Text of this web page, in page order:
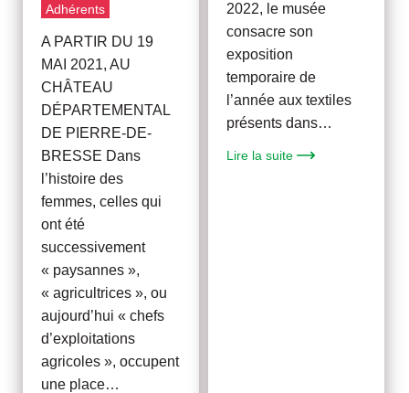
Adhérents
A PARTIR DU 19
MAI 2021, AU
CHÂTEAU
DÉPARTEMENTAL
DE PIERRE-DE-
BRESSE Dans
l’histoire des
femmes, celles qui
ont été
successivement
« paysannes »,
« agricultrices », ou
aujourd’hui « chefs
d’exploitations
agricoles », occupent
une place…
2022, le musée
consacre son
exposition
temporaire de
l’année aux textiles
présents dans…
Lire la suite